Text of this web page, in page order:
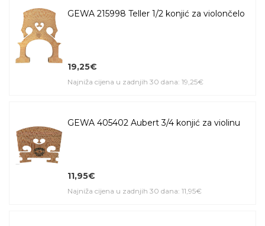
GEWA 215998 Teller 1/2 konjić za violončelo
19,25€
Najniža cijena u zadnjih 30 dana: 19,25€
GEWA 405402 Aubert 3/4 konjić za violinu
11,95€
Najniža cijena u zadnjih 30 dana: 11,95€